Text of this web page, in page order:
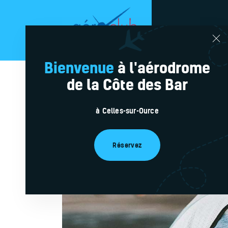
Bienvenue à l'aérodrome
de la Côte des Bar
à Celles-sur-Ource
Réservez